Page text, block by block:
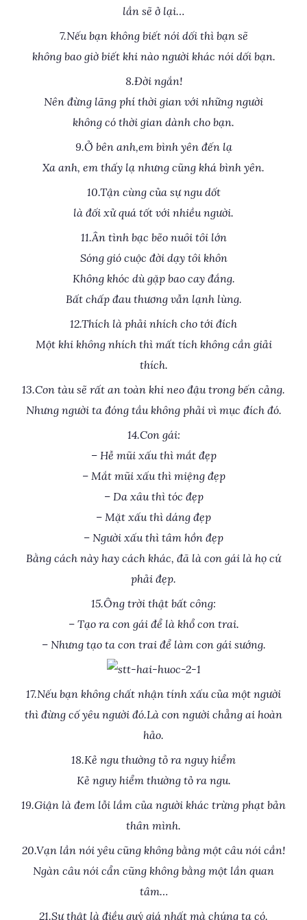
lần sẽ ở lại…
7.Nếu bạn không biết nói dối thì bạn sẽ
không bao giờ biết khi nào người khác nói dối bạn.
8.Đời ngắn!
Nên đừng lãng phí thời gian với những người
không có thời gian dành cho bạn.
9.Ở bên anh,em bình yên đến lạ
Xa anh, em thấy lạ nhưng cũng khá bình yên.
10.Tận cùng của sự ngu dốt
là đối xử quá tốt với nhiều người.
11.Ân tình bạc bẽo nuôi tôi lớn
Sóng gió cuộc đời dạy tôi khôn
Không khóc dù gặp bao cay đắng.
Bất chấp đau thương vẫn lạnh lùng.
12.Thích là phải nhích cho tới đích
Một khi không nhích thì mất tích không cần giải
thích.
13.Con tàu sẽ rất an toàn khi neo đậu trong bến cảng.
Nhưng người ta đóng tầu không phải vì mục đích đó.
14.Con gái:
– Hễ mũi xấu thì mắt đẹp
– Mắt mũi xấu thì miệng đẹp
– Da xâu thì tóc đẹp
– Mặt xấu thì dáng đẹp
– Người xấu thì tâm hồn đẹp
Bằng cách này hay cách khác, đã là con gái là họ cứ
phải đẹp.
15.Ông trời thật bất công:
– Tạo ra con gái để là khổ con trai.
– Nhưng tạo ta con trai để làm con gái sướng.
17.Nếu bạn không chất nhận tính xấu của một người
thì đừng cố yêu người đó.Là con người chẳng ai hoàn
hảo.
18.Kẻ ngu thường tỏ ra nguy hiểm
Kẻ nguy hiểm thường tỏ ra ngu.
19.Giận là đem lỗi lầm của người khác trừng phạt bản
thân mình.
20.Vạn lần nói yêu cũng không bằng một câu nói cần!
Ngàn câu nói cẩn cũng không bằng một lần quan
tâm…
21.Sự thật là điều quý giá nhất mà chúng ta có.